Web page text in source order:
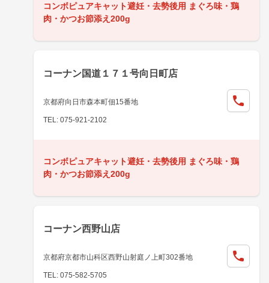
コンボピュアキャット避妊・去勢後用 まぐろ味・鶏
肉・かつお節添え200g
コーナン国道１７１号向日町店
京都府向日市森本町佃15番地
TEL: 075-921-2102
コンボピュアキャット避妊・去勢後用 まぐろ味・鶏
肉・かつお節添え200g
コーナン西野山店
京都府京都市山科区西野山射庭ノ上町302番地
TEL: 075-582-5705